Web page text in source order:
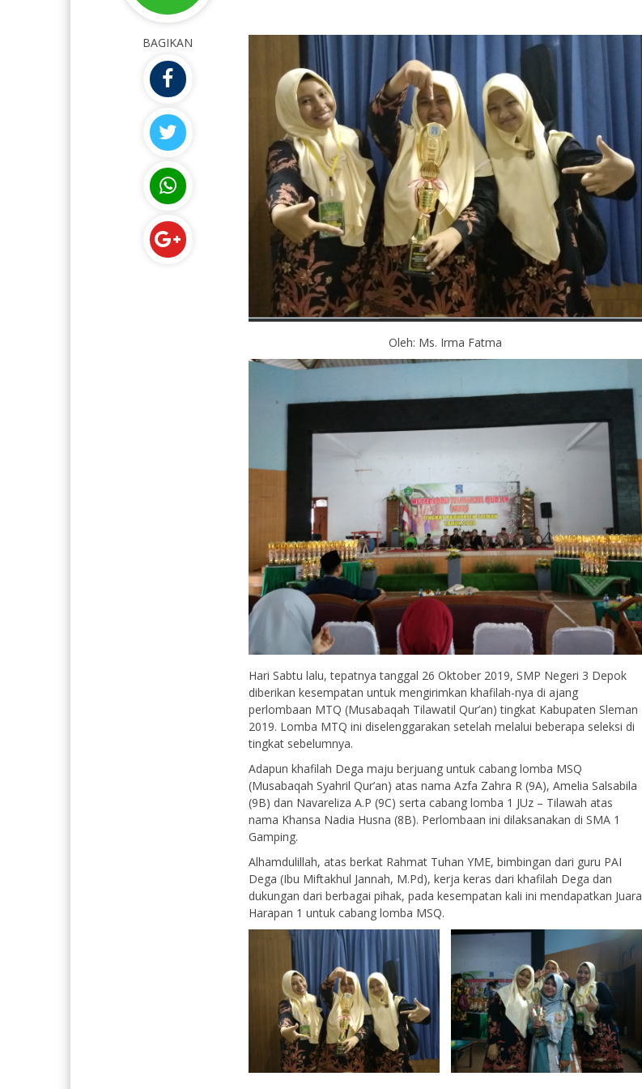
BAGIKAN
Oleh: Ms. Irma Fatma
Hari Sabtu lalu, tepatnya tanggal 26 Oktober 2019, SMP Negeri 3 Depok
diberikan kesempatan untuk mengirimkan khafilah-nya di ajang
perlombaan MTQ (Musabaqah Tilawatil Qur’an) tingkat Kabupaten Sleman
2019. Lomba MTQ ini diselenggarakan setelah melalui beberapa seleksi di
tingkat sebelumnya.
Adapun khafilah Dega maju berjuang untuk cabang lomba MSQ
(Musabaqah Syahril Qur’an) atas nama Azfa Zahra R (9A), Amelia Salsabila
(9B) dan Navareliza A.P (9C) serta cabang lomba 1 JUz – Tilawah atas
nama Khansa Nadia Husna (8B). Perlombaan ini dilaksanakan di SMA 1
Gamping.
Alhamdulillah, atas berkat Rahmat Tuhan YME, bimbingan dari guru PAI
Dega (Ibu Miftakhul Jannah, M.Pd), kerja keras dari khafilah Dega dan
dukungan dari berbagai pihak, pada kesempatan kali ini mendapatkan Juara
Harapan 1 untuk cabang lomba MSQ.